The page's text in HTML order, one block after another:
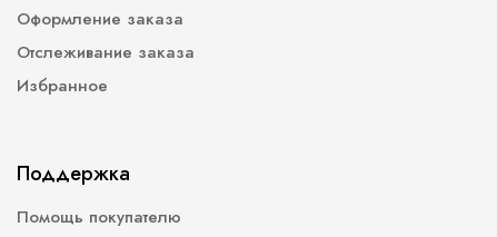
Оформление заказа
Отслеживание заказа
Избранное
Поддержка
Помощь покупателю